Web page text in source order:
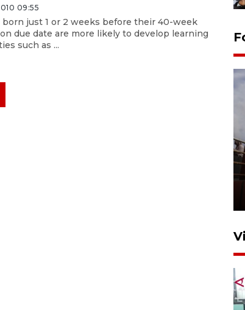
09:55
born just 1 or 2 weeks before their 40-week
due date are more likely to develop learning
such as ...